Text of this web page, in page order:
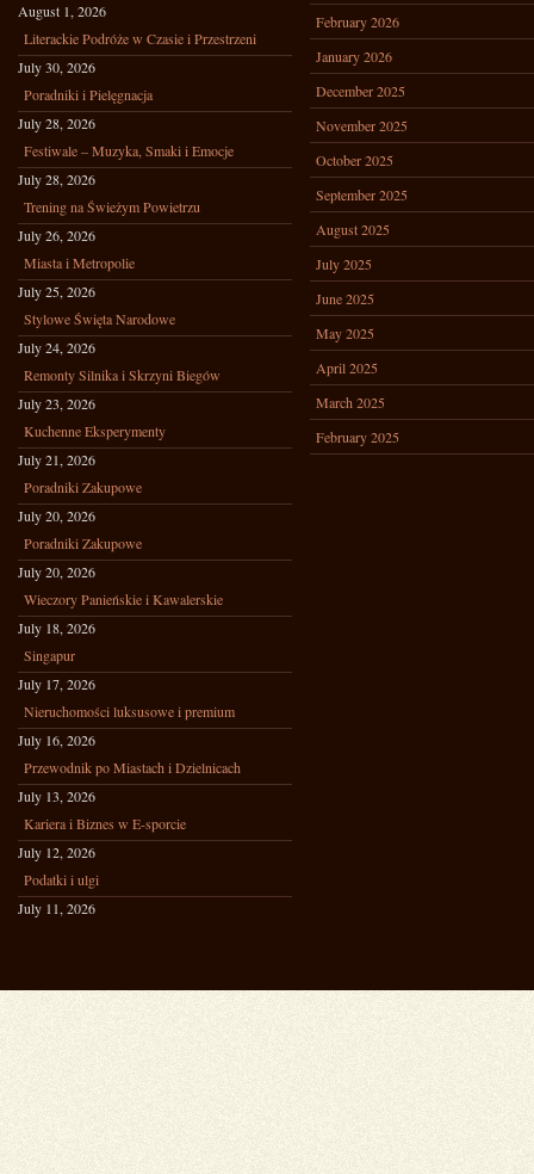
August 1, 2026
Literackie Podróże w Czasie i Przestrzeni
July 30, 2026
Poradniki i Pielęgnacja
July 28, 2026
Festiwale – Muzyka, Smaki i Emocje
July 28, 2026
Trening na Świeżym Powietrzu
July 26, 2026
Miasta i Metropolie
July 25, 2026
Stylowe Święta Narodowe
July 24, 2026
Remonty Silnika i Skrzyni Biegów
July 23, 2026
Kuchenne Eksperymenty
July 21, 2026
Poradniki Zakupowe
July 20, 2026
Poradniki Zakupowe
July 20, 2026
Wieczory Panieńskie i Kawalerskie
July 18, 2026
Singapur
July 17, 2026
Nieruchomości luksusowe i premium
July 16, 2026
Przewodnik po Miastach i Dzielnicach
July 13, 2026
Kariera i Biznes w E-sporcie
July 12, 2026
Podatki i ulgi
July 11, 2026
February 2026
January 2026
December 2025
November 2025
October 2025
September 2025
August 2025
July 2025
June 2025
May 2025
April 2025
March 2025
February 2025